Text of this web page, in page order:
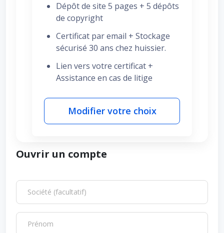
Dépôt de site 5 pages + 5 dépôts
de copyright
Certificat par email + Stockage
sécurisé 30 ans chez huissier.
Lien vers votre certificat +
Assistance en cas de litige
Modifier votre choix
Ouvrir un compte
Société (facultatif)
Prénom